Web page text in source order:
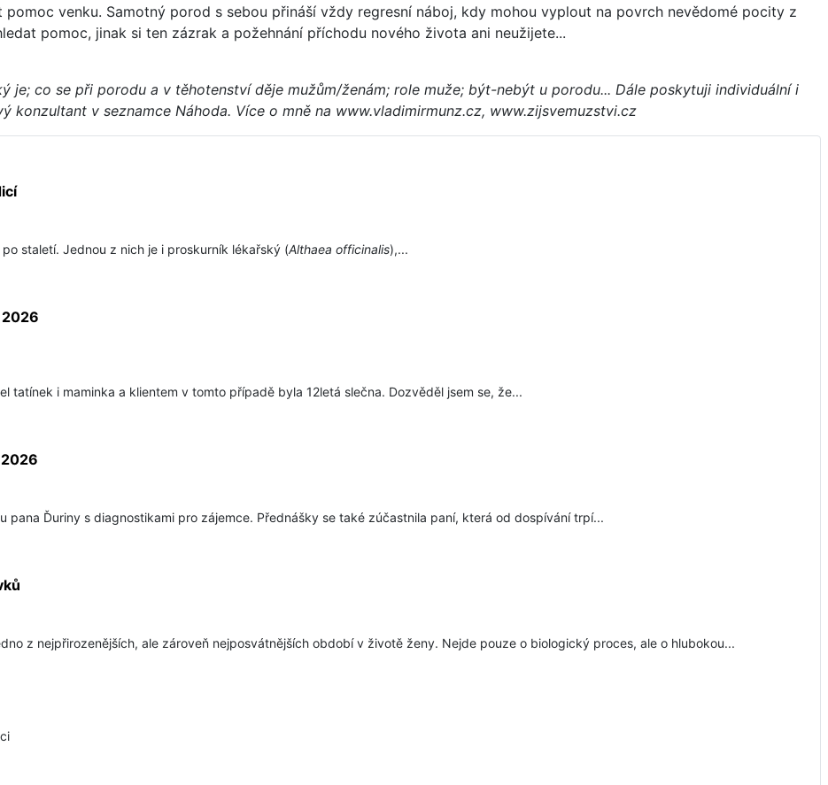
venku. Samotný porod s sebou přináší vždy regresní náboj, kdy mohou vyplout na povrch nevědomé pocity z
pomoc, jinak si ten zázrak a požehnání příchodu nového života ani neužijete...
je; co se při porodu a v těhotenství děje mužům/ženám; role muže; být-nebýt u porodu... Dále poskytuji individuální i
konzultant v seznamce Náhoda. Více o mně na www.vladimirmunz.cz, www.zijsvemuzstvi.cz
staletí. Jednou z nich je i proskurník lékařský (Althaea officinalis),...
tatínek i maminka a klientem v tomto případě byla 12letá slečna. Dozvěděl jsem se, že...
Ďuriny s diagnostikami pro zájemce. Přednášky se také zúčastnila paní, která od dospívání trpí...
z nejpřirozenějších, ale zároveň nejposvátnějších období v životě ženy. Nejde pouze o biologický proces, ale o hlubokou...